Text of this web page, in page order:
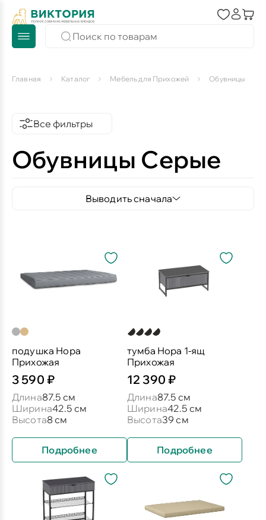
Главная Каталог Мебель для Прихожей Обувницы
Все фильтры
Обувницы Серые
Выводить сначала
подушка Нора
Прихожая
3 590 ₽
Длина87.5 см
Ширина42.5 см
Высота8 см
Подробнее
тумба Нора 1-ящ
Прихожая
12 390 ₽
Длина87.5 см
Ширина42.5 см
Высота39 см
Подробнее